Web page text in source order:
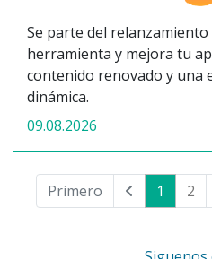
Se parte del
herramienta y mejora tu
contenido renovado y una
dinámica.
09.08.2026
Primero 1 2